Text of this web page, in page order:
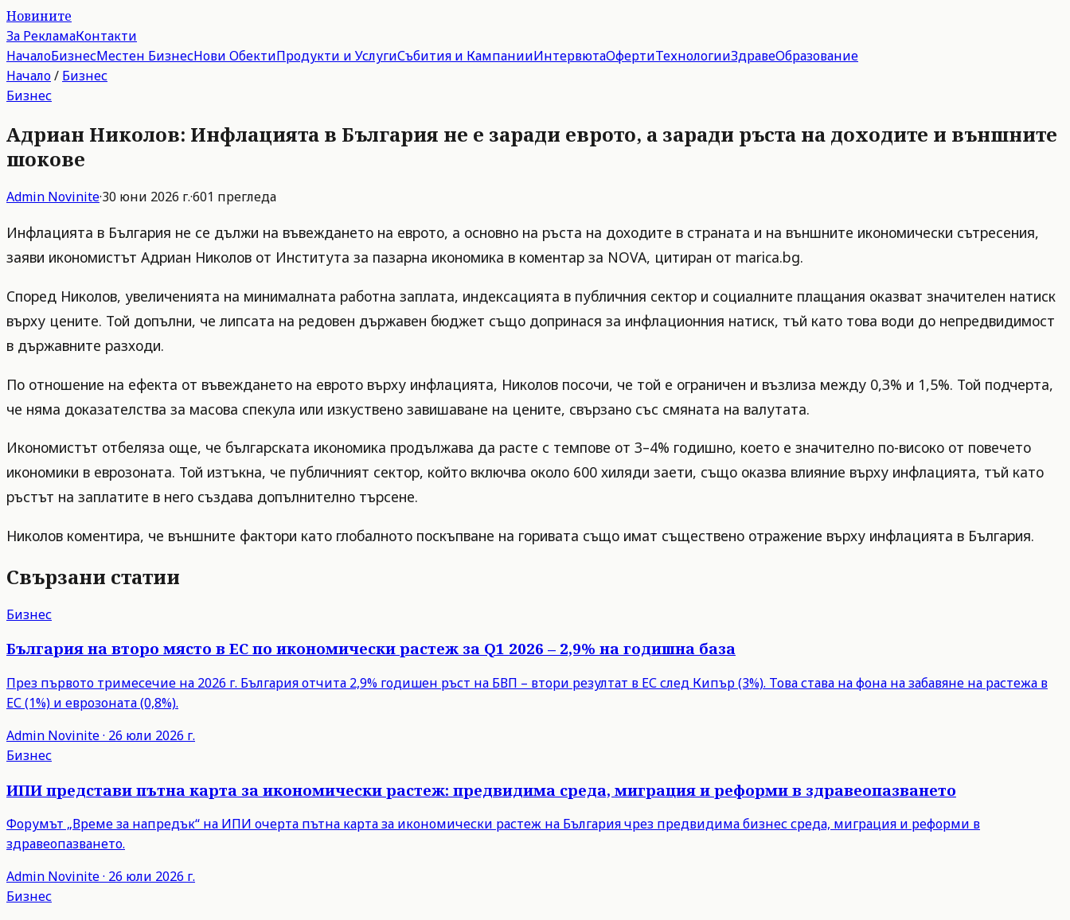
Новините
За РекламаКонтакти
НачалоБизнесМестен БизнесНови ОбектиПродукти и УслугиСъбития и КампанииИнтервютаОфертиТехнологииЗдравеОбразование
Начало/ Бизнес
Бизнес
Адриан Николов: Инфлацията в България не е заради еврото, а заради ръста на доходите и външните
шокове
Admin Novinite·30 юни 2026 г.·601 прегледа
Инфлацията в България не се дължи на въвеждането на еврото, а основно на ръста на доходите в страната и на външните икономически сътресения,
заяви икономистът Адриан Николов от Института за пазарна икономика в коментар за NOVA, цитиран от marica.bg.
Според Николов, увеличенията на минималната работна заплата, индексацията в публичния сектор и социалните плащания оказват значителен натиск
върху цените. Той допълни, че липсата на редовен държавен бюджет също допринася за инфлационния натиск, тъй като това води до непредвидимост
в държавните разходи.
По отношение на ефекта от въвеждането на еврото върху инфлацията, Николов посочи, че той е ограничен и възлиза между 0,3% и 1,5%. Той подчерта,
че няма доказателства за масова спекула или изкуствено завишаване на цените, свързано със смяната на валутата.
Икономистът отбеляза още, че българската икономика продължава да расте с темпове от 3–4% годишно, което е значително по-високо от повечето
икономики в еврозоната. Той изтъкна, че публичният сектор, който включва около 600 хиляди заети, също оказва влияние върху инфлацията, тъй като
ръстът на заплатите в него създава допълнително търсене.
Николов коментира, че външните фактори като глобалното поскъпване на горивата също имат съществено отражение върху инфлацията в България.
Свързани статии
Бизнес
България на второ място в ЕС по икономически растеж за Q1 2026 – 2,9% на годишна база
През първото тримесечие на 2026 г. България отчита 2,9% годишен ръст на БВП – втори резултат в ЕС след Кипър (3%). Това става на фона на забавяне на растежа в
ЕС (1%) и еврозоната (0,8%).
Admin Novinite· 26 юли 2026 г.
Бизнес
ИПИ представи пътна карта за икономически растеж: предвидима среда, миграция и реформи в здравеопазването
Форумът „Време за напредък“ на ИПИ очерта пътна карта за икономически растеж на България чрез предвидима бизнес среда, миграция и реформи в
здравеопазването.
Admin Novinite· 26 юли 2026 г.
Бизнес